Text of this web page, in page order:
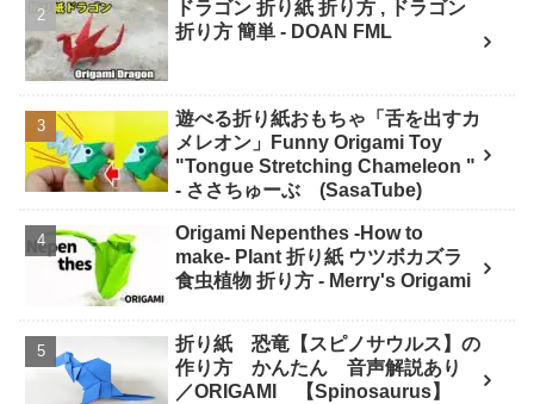
ドラゴン 折り紙 折り方 , ドラゴン
折り方 簡単 - DOAN FML
遊べる折り紙おもちゃ「舌を出すカ
メレオン」Funny Origami Toy
"Tongue Stretching Chameleon "
- ささちゅーぶ (SasaTube)
Origami Nepenthes -How to
make- Plant 折り紙 ウツボカズラ
食虫植物 折り方 - Merry's Origami
折り紙 恐竜【スピノサウルス】の
作り方 かんたん 音声解説あり
／ORIGAMI 【Spinosaurus】